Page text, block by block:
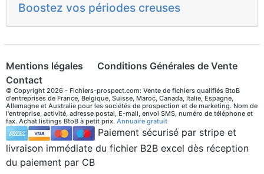
Boostez vos périodes creuses
Mentions légales
Conditions Générales de Vente
Contact
© Copyright 2026 - Fichiers-prospect.com: Vente de fichiers qualifiés BtoB
d'entreprises de France, Belgique, Suisse, Maroc, Canada, Italie, Espagne,
Allemagne et Australie pour les sociétés de prospection et de marketing. Nom de
l'entreprise, activité, adresse postal, E-mail, envoi SMS, numéro de téléphone et
fax. Achat listings BtoB à petit prix. Annuaire gratuit
Paiement sécurisé par stripe et
livraison immédiate du fichier B2B excel dès réception
du paiement par CB